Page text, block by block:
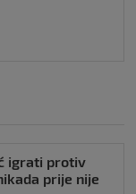
igrati protiv
prije nije